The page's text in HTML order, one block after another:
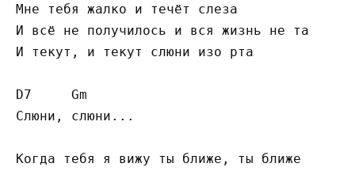
Мне тебя жалко и течёт слеза
И всё не получилось и вся жизнь не та
И текут, и текут слюни изо рта
D7     Gm
Слюни, слюни...
Когда тебя я вижу ты ближе, ты ближе